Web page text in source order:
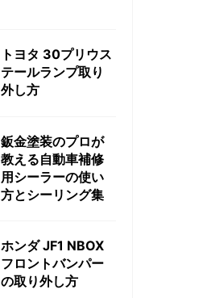
トヨタ 30プリウス
テールランプ取り
外し方
鈑金塗装のプロが
教える自動車補修
用シーラーの使い
方とシーリング集
ホンダ JF1 NBOX
フロントバンパー
の取り外し方